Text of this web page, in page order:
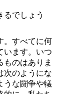
るでしょう
。すべてに何
います。いつ
ものはありま
次のようにな
うな闘争や犠